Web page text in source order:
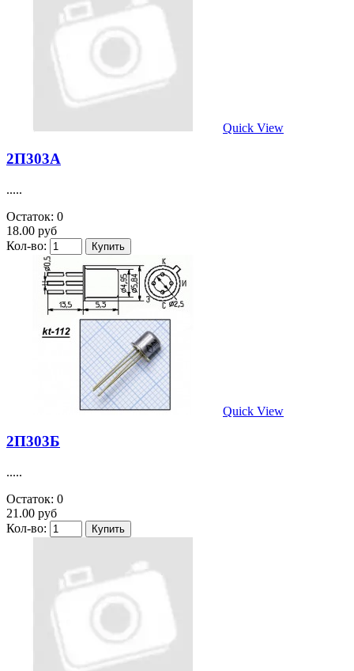
Quick View
2П303А
.....
Остаток: 0
18.00 руб
Кол-во:
Quick View
2П303Б
.....
Остаток: 0
21.00 руб
Кол-во: